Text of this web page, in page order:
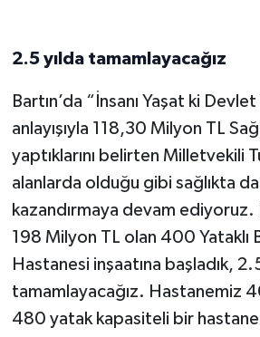
2.5 yılda tamamlayacağız
Bartın’da “İnsanı Yaşat ki Devlet
anlayışıyla 118,30 Milyon TL
yaptıklarını belirten Milletvekili
alanlarda olduğu gibi sağlıkta da
kazandırmaya devam
198 Milyon TL olan 400 Yataklı
Hastanesi inşaatına başladık,
tamamlayacağız. Hastanemiz
480 yatak kapasiteli bir